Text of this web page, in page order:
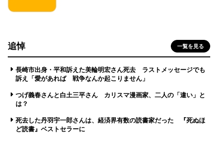
追悼 一覧を見る
長崎市出身・平和訴えた美輪明宏さん死去 ラストメッセージでも
訴え「愛があれば 戦争なんか起こりません」
つげ義春さんと白土三平さん カリスマ漫画家、二人の「違い」と
は？
死去した丹羽宇一郎さんは、経済界有数の読書家だった 『死ぬほ
ど読書』ベストセラーに